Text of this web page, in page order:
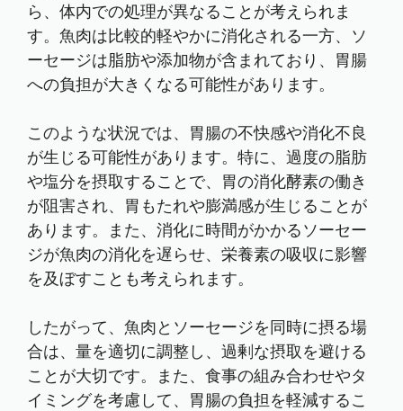
ら、体内での処理が異なることが考えられま
す。魚肉は比較的軽やかに消化される一方、ソ
ーセージは脂肪や添加物が含まれており、胃腸
への負担が大きくなる可能性があります。
このような状況では、胃腸の不快感や消化不良
が生じる可能性があります。特に、過度の脂肪
や塩分を摂取することで、胃の消化酵素の働き
が阻害され、胃もたれや膨満感が生じることが
あります。また、消化に時間がかかるソーセー
ジが魚肉の消化を遅らせ、栄養素の吸収に影響
を及ぼすことも考えられます。
したがって、魚肉とソーセージを同時に摂る場
合は、量を適切に調整し、過剰な摂取を避ける
ことが大切です。また、食事の組み合わせやタ
イミングを考慮して、胃腸の負担を軽減するこ